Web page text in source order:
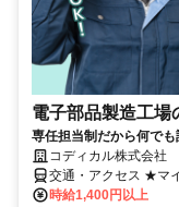
電子部品製造工場
専任担当制だから何で
コディカル株式会社
交通・アクセス ★マ
敷地内に駐車場完備
時給1,400円以上